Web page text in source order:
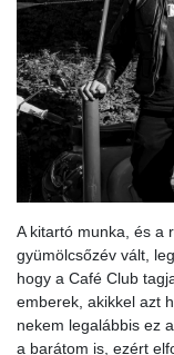
A kitartó munka, és a
gyümölcsőzév vált,
hogy a Café Club
emberek, akikkel azt
nekem legalábbis ez
a barátom is, ezért